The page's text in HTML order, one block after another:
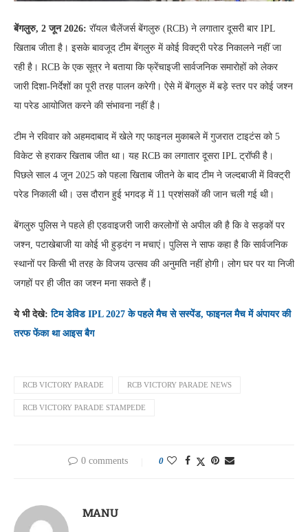
बेंगलुरु, 2 जून 2026: रॉयल चैलेंजर्स बेंगलुरु (RCB) ने लगातार दूसरी बार IPL
खिताब जीता है। इसके बावजूद टीम बेंगलुरु में कोई विक्ट्री परेड निकालने नहीं जा
रही है। RCB के एक सूत्र ने बताया कि फ्रेंचाइजी सार्वजनिक समारोहों को लेकर
जारी दिशा-निर्देशों का पूरी तरह पालन करेगी। ऐसे में बेंगलुरु में बड़े स्तर पर कोई जश्न
या परेड आयोजित करने की संभावना नहीं है।
टीम ने रविवार को अहमदाबाद में खेले गए फाइनल मुकाबले में गुजरात टाइटंस को 5
विकेट से हराकर खिताब जीत था। यह RCB का लगातार दूसरा IPL ट्रॉफी है।
पिछले साल 4 जून 2025 को पहला खिताब जीतने के बाद टीम ने जल्दबाजी में विक्ट्री
परेड निकाली थी। उस दौरान हुई भगदड़ में 11 प्रशंसकों की जान चली गई थी।
बेंगलुरु पुलिस ने पहले ही एडवाइजरी जारी करलोगों से अपील की है कि वे सड़कों पर
जश्न, पटाखेबाजी या कोई भी हुड़दंग न मचाएं। पुलिस ने साफ कहा है कि सार्वजनिक
स्थानों पर किसी भी तरह के विजय उत्सव की अनुमति नहीं होगी। लोग घर पर या निजी
जगहों पर ही जीत का जश्न मना सकते हैं।
ये भी देखे:टिम डेविड IPL 2027 के पहले मैच से सस्पेंड, फाइनल मैच में अंपायर की
तरफ फेंका था आइस बैग
RCB VICTORY PARADE RCB VICTORY PARADE NEWS
RCB VICTORY PARADE STAMPEDE
0 comments 0
MANU